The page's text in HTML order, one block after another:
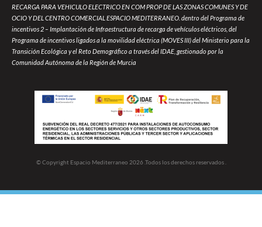
RECARGA PARA VEHICULO ELECTRICO EN COM PROP DE LAS ZONAS COMUNES Y DE
OCIO Y DEL CENTRO COMERCIAL ESPACIO MEDITERRANEO. dentro del Programa de
incentivos 2 – Implantación de Infraestructura de recarga de vehículos eléctricos, del
Programa de incentivos ligados a la movilidad eléctrica (MOVES III) del Ministerio para la
Transición Ecológica y el Reto Demográfico a través del IDAE, gestionado por la
Comunidad Autónoma de la Región de Murcia
© Copyright Espacio Mediterraneo 2026 .Todos los derechos reservados .